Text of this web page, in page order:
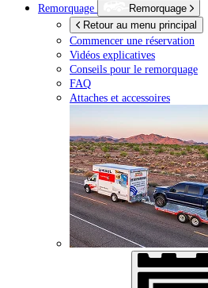
Remorquage
Remorquage
Retour au menu principal
Commencer une réservation
Vidéos explicatives
Conseils pour le remorquage
FAQ
Attaches et accessoires